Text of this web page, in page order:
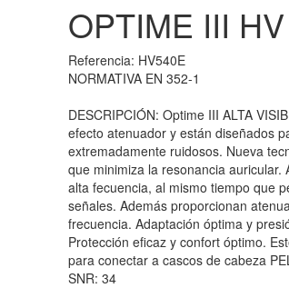
OPTIME III
Referencia: HV540E
NORMATIVA EN 352-1
DESCRIPCIÓN: Optime III ALTA
efecto atenuador y están diseñados
extremadamente ruidosos. Nueva
que minimiza la resonancia auricular.
alta fecuencia, al mismo tiempo que
señales. Además proporcionan
frecuencia. Adaptación óptima y
Protección eficaz y confort óptimo.
para conectar a cascos de cabeza
SNR: 34